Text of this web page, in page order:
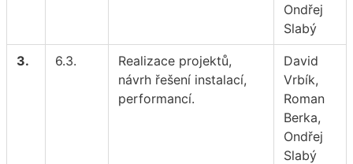
Ondřej
Slabý
3. 6.3.
Realizace projektů,
návrh řešení instalací,
performancí.
David
Vrbík,
Roman
Berka,
Ondřej
Slabý